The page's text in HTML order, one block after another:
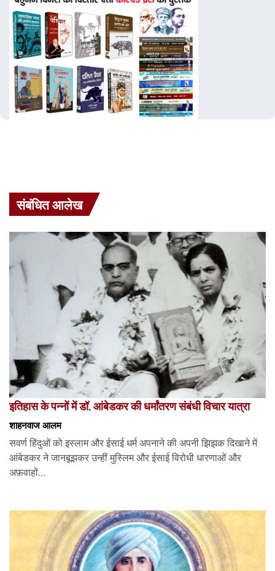
संबंधित आलेख
इतिहास के पन्नों में डॉ. आंबेडकर की धर्मांतरण संबंधी विचार यात्रा
शाहनवाज आलम
सवर्ण हिंदुओं को इस्लाम और ईसाई धर्म अपनाने की अपनी झिझक दिखाने में
आंबेडकर ने जानबूझकर उन्हीं मुस्लिम और ईसाई विरोधी धारणाओं और
अफ़वाहों...